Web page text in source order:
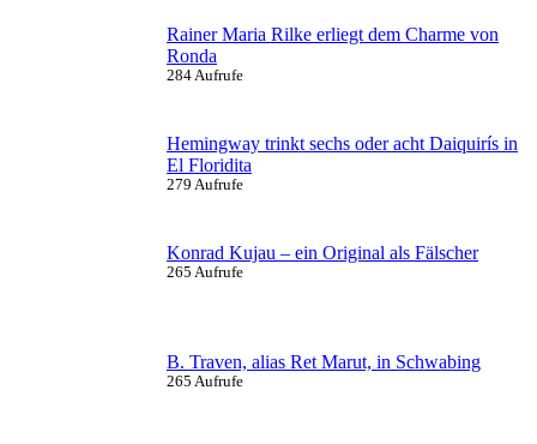
Rainer Maria Rilke erliegt dem Charme von
Ronda
284 Aufrufe
Hemingway trinkt sechs oder acht Daiquirís in
El Floridita
279 Aufrufe
Konrad Kujau – ein Original als Fälscher
265 Aufrufe
B. Traven, alias Ret Marut, in Schwabing
265 Aufrufe